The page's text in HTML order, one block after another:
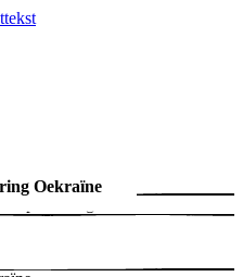
Oekraïne